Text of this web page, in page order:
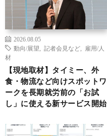
2026.08.05
動向/展望
記者会見など
雇用/人
材
【現地取材】タイミー、外
食・物流など向けスポットワ
ークを長期就労前の「お試
し」に使える新サービス開始